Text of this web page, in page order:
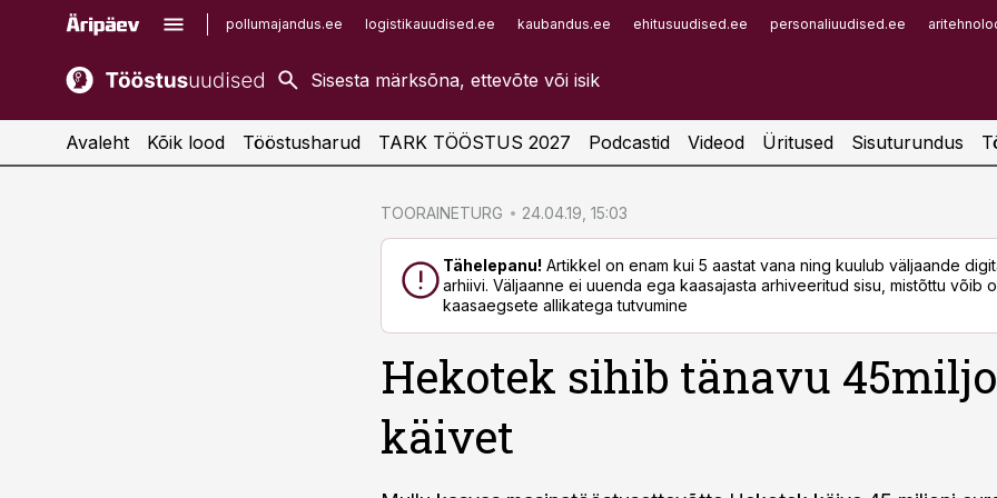
pollumajandus.ee logistikauudised.ee kaubandus.ee ehitusuudised.ee personaliuudised.ee
kaubandus.ee
kinnisvarauudised.ee
imelineajalugu.ee
Infopank
Avaleht Kõik lood Tööstusharud TARK TÖÖSTUS 2027 Podcastid Videod Üritused Sisuturundus
TOORAINETURG 24.04.19, 15:03
Tähelepanu! Artikkel on enam kui 5 aastat vana ning kuulub väljaande
arhiivi. Väljaanne ei uuenda ega kaasajasta arhiveeritud sisu, mistõttu võib
kaasaegsete allikatega tutvumine
Hekotek sihib tänavu
käivet